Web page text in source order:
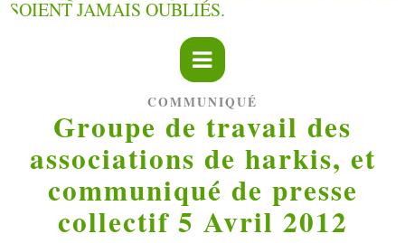
COMMUNIQUÉ
Groupe de travail des
associations de harkis, et
communiqué de presse
collectif 5 Avril 2012